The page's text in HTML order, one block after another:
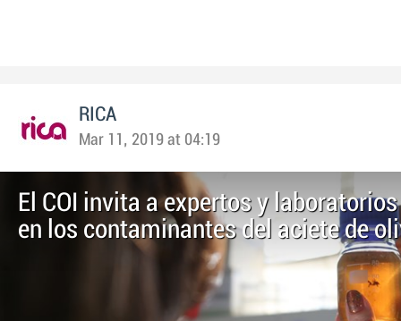
RICA
Mar 11, 2019 at 04:19
El COI invita a expertos y
en los contaminantes del aciete de